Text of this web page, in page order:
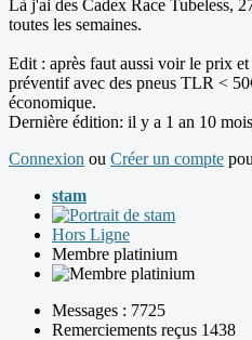
Là j'ai des Cadex Race Tubeless,
toutes les semaines.
Edit : après faut aussi voir le prix
préventif avec des pneus TLR <
économique.
Dernière édition: il y a 1 an 10
Connexion ou Créer un compte
stam
Hors Ligne
Membre platinium
Messages : 7725
Remerciements reçus 1438